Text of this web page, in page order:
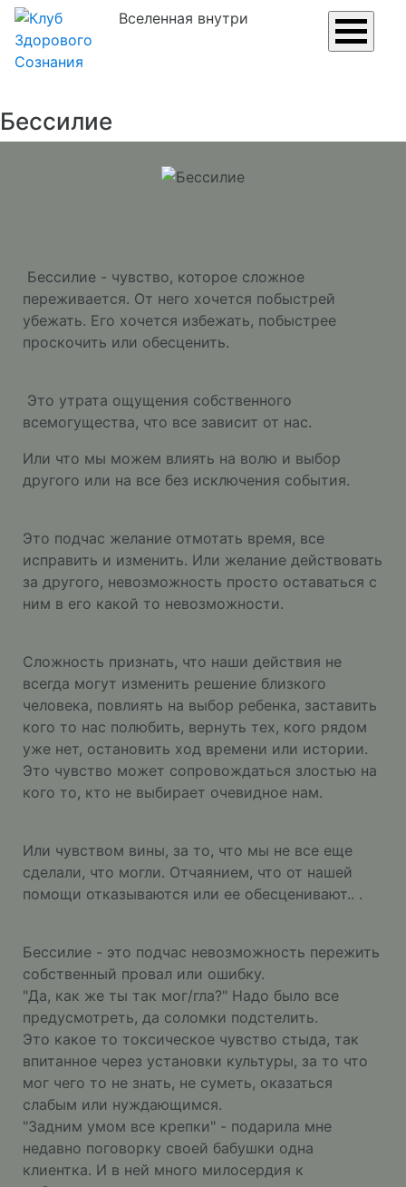
Вселенная внутри
Бессилие
Бессилие - чувство, которое сложное
переживается. От него хочется побыстрей
убежать. Его хочется избежать, побыстрее
проскочить или обесценить.
Это утрата ощущения собственного
всемогущества, что все зависит от нас.
Или что мы можем влиять на волю и выбор
другого или на все без исключения события.
Это подчас желание отмотать время, все
исправить и изменить. Или желание действовать
за другого, невозможность просто оставаться с
ним в его какой то невозможности.
Сложность признать, что наши действия не
всегда могут изменить решение близкого
человека, повлиять на выбор ребенка, заставить
кого то нас полюбить, вернуть тех, кого рядом
уже нет, остановить ход времени или истории.
Это чувство может сопровождаться злостью на
кого то, кто не выбирает очевидное нам.
Или чувством вины, за то, что мы не все еще
сделали, что могли. Отчаянием, что от нашей
помощи отказываются или ее обесценивают.. .
Бессилие - это подчас невозможность пережить
собственный провал или ошибку.
"Да, как же ты так мог/гла?" Надо было все
предусмотреть, да соломки подстелить.
Это какое то токсическое чувство стыда, так
впитанное через установки культуры, за то что
мог чего то не знать, не суметь, оказаться
слабым или нуждающимся.
"Задним умом все крепки" - подарила мне
недавно поговорку своей бабушки одна
клиентка. И в ней много милосердия к